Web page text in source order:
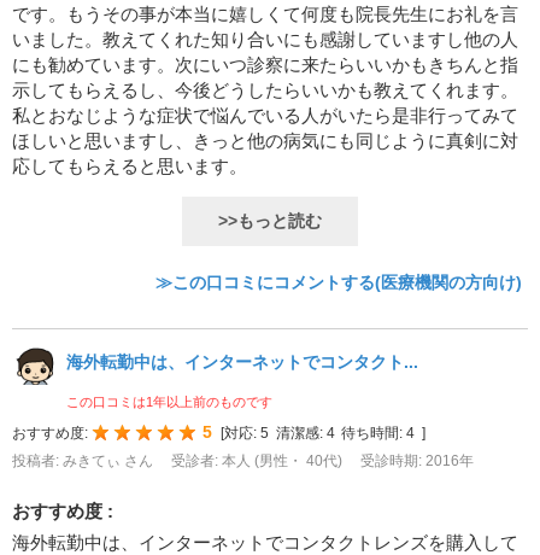
です。もうその事が本当に嬉しくて何度も院長先生にお礼を言
いました。教えてくれた知り合いにも感謝していますし他の人
にも勧めています。次にいつ診察に来たらいいかもきちんと指
示してもらえるし、今後どうしたらいいかも教えてくれます。
私とおなじような症状で悩んでいる人がいたら是非行ってみて
ほしいと思いますし、きっと他の病気にも同じように真剣に対
応してもらえると思います。
>>もっと読む
≫この口コミにコメントする(医療機関の方向け)
海外転勤中は、インターネットでコンタクト...
この口コミは1年以上前のものです
おすすめ度: 5 [対応: 5 清潔感: 4 待ち時間: 4 ]
投稿者: みきてぃ さん
受診者: 本人 (男性・ 40代) 受診時期: 2016年
おすすめ度 :
海外転勤中は、インターネットでコンタクトレンズを購入して